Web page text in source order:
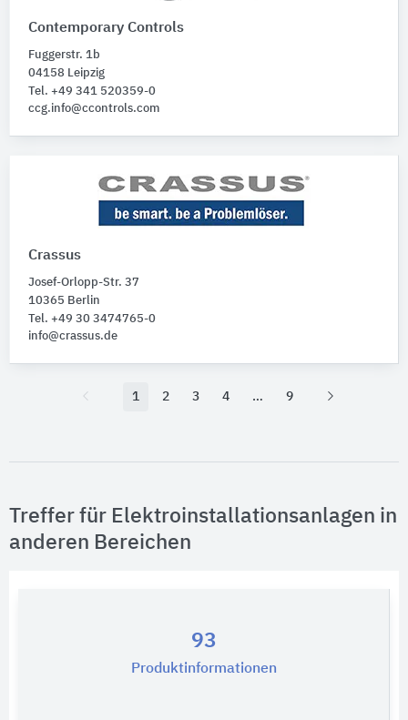
Contemporary Controls
Fuggerstr. 1b
04158 Leipzig
Tel. +49 341 520359-0
ccg.info@ccontrols.com
Crassus
Josef-Orlopp-Str. 37
10365 Berlin
Tel. +49 30 3474765-0
info@crassus.de
1 2 3 4 9
Treffer für Elektroinstallationsanlagen in
anderen Bereichen
93
Produktinformationen